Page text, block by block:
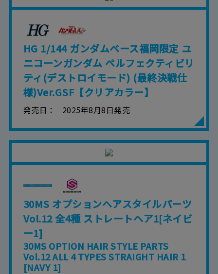
HG 1/144 ガンダムベース福岡限定 ユ
ニコーンガンダム ペルフェクティビリ
ティ(デストロイモード) (最終決戦仕
様)Ver.GSF【クリアカラー】
発売日 2025年8月8日発売
30MS オプションヘアスタイルパーツ
Vol.12 全4種 ストレートヘア1[ネイビ
ー1]
30MS OPTION HAIR STYLE PARTS
Vol.12 ALL 4 TYPES STRAIGHT HAIR 1
[NAVY 1]